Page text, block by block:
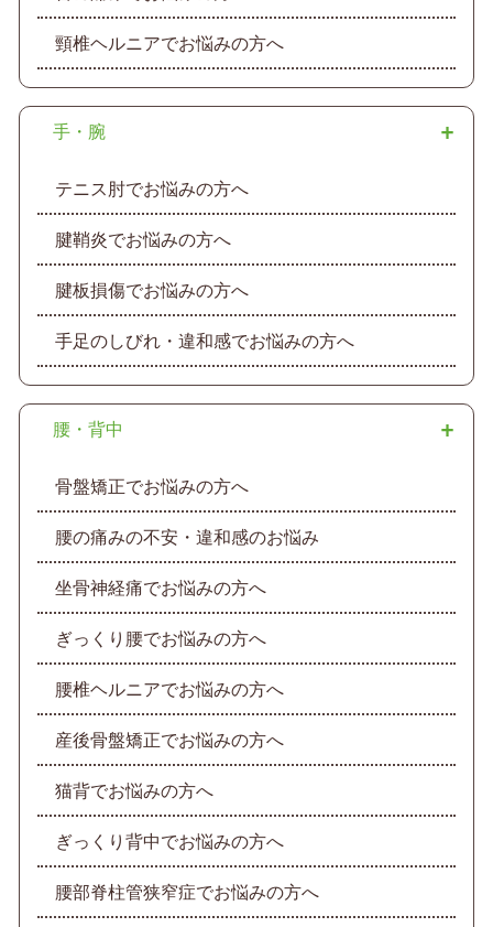
頸椎ヘルニアでお悩みの方へ
手・腕
テニス肘でお悩みの方へ
腱鞘炎でお悩みの方へ
腱板損傷でお悩みの方へ
手足のしびれ・違和感でお悩みの方へ
腰・背中
骨盤矯正でお悩みの方へ
腰の痛みの不安・違和感のお悩み
坐骨神経痛でお悩みの方へ
ぎっくり腰でお悩みの方へ
腰椎ヘルニアでお悩みの方へ
産後骨盤矯正でお悩みの方へ
猫背でお悩みの方へ
ぎっくり背中でお悩みの方へ
腰部脊柱管狭窄症でお悩みの方へ